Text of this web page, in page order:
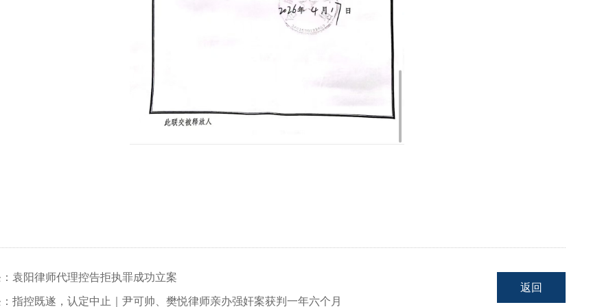
：袁阳律师代理控告拒执罪成功立案
指控既遂，认定中止｜尹可帅、樊悦律师亲办强奸案获判一年六个月
返回